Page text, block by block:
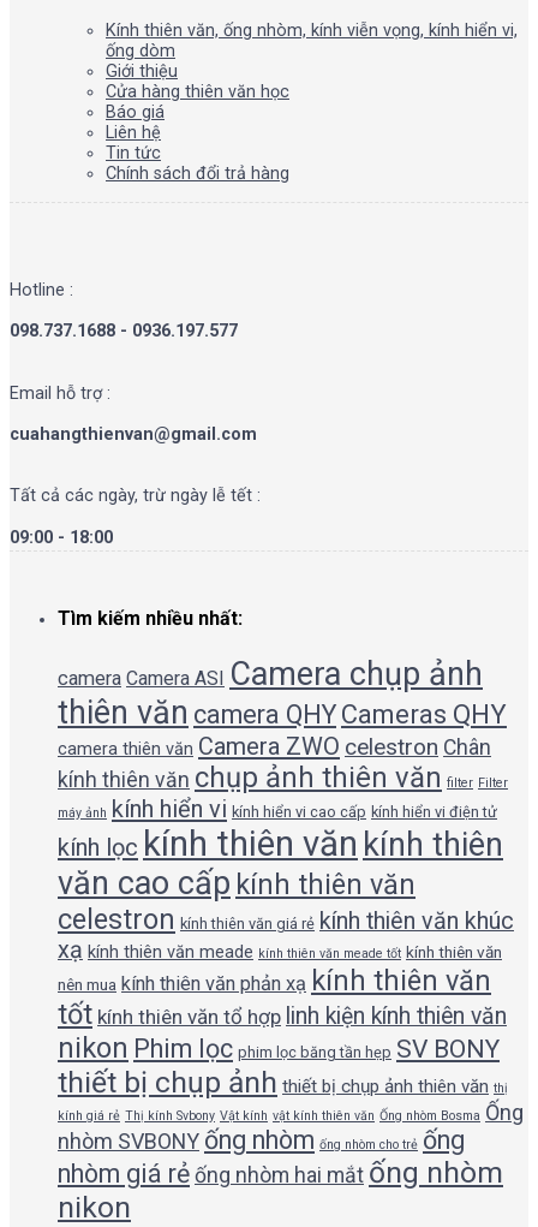
Kính thiên văn, ống nhòm, kính viễn vọng, kính hiển vi,
ống dòm
Giới thiệu
Cửa hàng thiên văn học
Báo giá
Liên hệ
Tin tức
Chính sách đổi trả hàng
Hotline :
098.737.1688 - 0936.197.577
Email hỗ trợ :
cuahangthienvan@gmail.com
Tất cả các ngày, trừ ngày lễ tết :
09:00 - 18:00
Tìm kiếm nhiều nhất:
camera Camera ASI Camera chụp ảnh
thiên văn camera QHY Cameras QHY
camera thiên văn Camera ZWO celestron Chân
kính thiên văn chụp ảnh thiên văn filter Filter
máy ảnh kính hiển vi kính hiển vi cao cấp kính hiển vi điện tử
kính lọc kính thiên văn kính thiên
văn cao cấp kính thiên văn
celestron kính thiên văn giá rẻ kính thiên văn khúc
xạ kính thiên văn meade kính thiên văn meade tốt kính thiên văn
nên mua kính thiên văn phản xạ kính thiên văn
tốt kính thiên văn tổ hợp linh kiện kính thiên văn
nikon Phim lọc phim lọc băng tần hẹp SV BONY
thiết bị chụp ảnh thiết bị chụp ảnh thiên văn thị
kính giá rẻ Thị kính Svbony Vật kính vật kính thiên văn Ống nhòm Bosma Ống
nhòm SVBONY ống nhòm ống nhòm cho trẻ ống
nhòm giá rẻ ống nhòm hai mắt ống nhòm
nikon